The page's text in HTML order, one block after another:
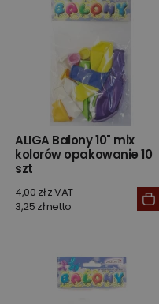
ALIGA Balony 10" mix
kolorów opakowanie 10
szt
4,00 zł z VAT
3,25 zł netto